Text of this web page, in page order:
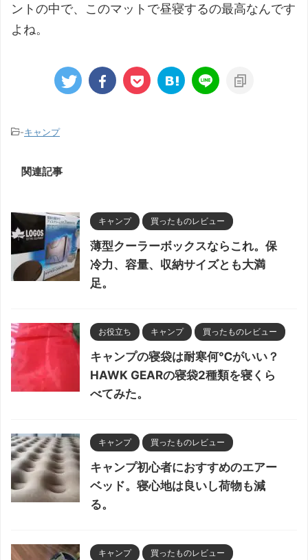
ントの中で、このマットで昼寝するの最高なんです
よね。
-キャンプ
関連記事
キャンプ 買ったものレビュー
薄型クーラーボックスならこれ。保
冷力、容量、収納サイズとも大満
足。
お役立ち キャンプ 買ったものレビュー
キャンプの寝袋は耐寒何℃がいい？
HAWK GEARの寝袋2種類を寝くら
べてみた。
キャンプ 買ったものレビュー
キャンプ初心者におすすめのエアー
ベッド。寝心地は良いし荷物も減
る。
キャンプ 買ったものレビュー